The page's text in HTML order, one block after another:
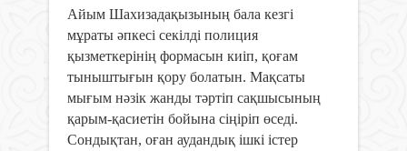
Айым Шахизадақызының бала кезгі
мұраты әпкесі секілді полиция
қызметкерінің формасын киіп, қоғам
тыныштығын қору болатын. Мақсаты
мығым нәзік жанды тәртіп сақшысының
қарым-қасиетін бойына сіңіріп өседі.
Сондықтан, оған аудандық ішкі істер